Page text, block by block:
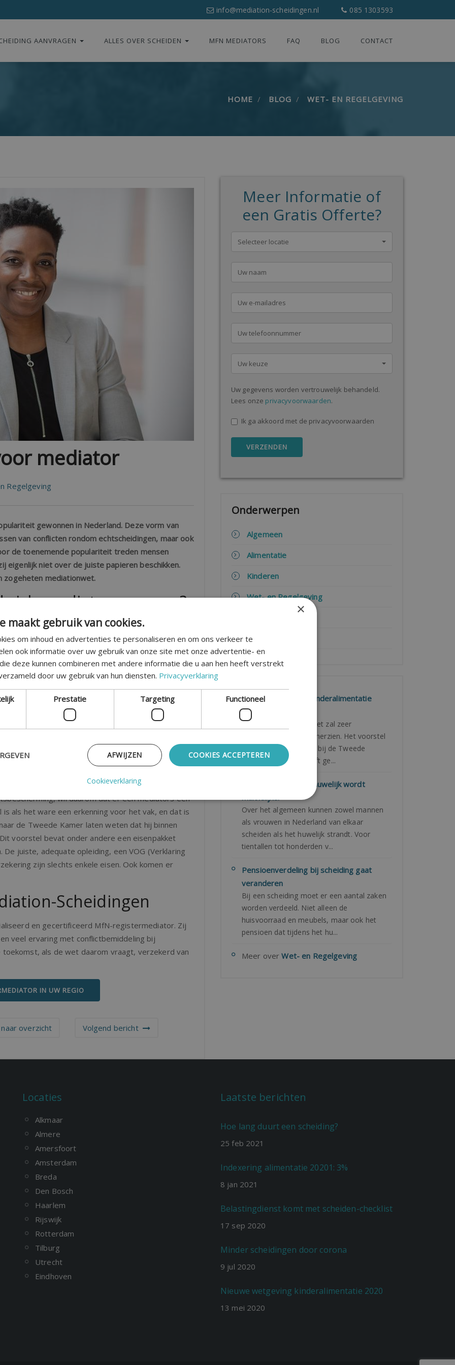
info@mediation-scheidingen.nl 085 1303593
AANVRAGEN ALLES OVER SCHEIDEN MFN MEDIATORS FAQ BLOG CONTACT
HOME BLOG WET- EN REGELGEVING
Meer Informatie of
een Gratis Offerte?
Selecteer locatie
Uw keuze
Uw gegevens worden vertrouwelijk behandeld.
Lees onze privacyvoorwaarden.
Ik ga akkoord met de privacyvoorwaarden
VERZENDEN
Onderwerpen
Algemeen
Alimentatie
Kinderen
Wet- en Regelgeving
Wonen
Nieuwe wetgeving kinderalimentatie
2020
De kinderalimentatiewet zal zeer
waarschijnlijk worden herzien. Het voorstel
voor de herziening ligt bij de Tweede
Kamer die vragen heeft ge...
Ontbinden religieus huwelijk wordt
Over het algemeen kunnen zowel mannen
als vrouwen in Nederland van elkaar
scheiden als het huwelijk strandt. Voor
tientallen tot honderden v...
Pensioenverdeling bij scheiding gaat
veranderen
Bij een scheiding moet er een aantal zaken
worden verdeeld. Niet alleen de
huisvoorraad en meubels, maar ook het
pensioen dat tijdens het hu...
Meer overWet- en Regelgeving
mediator
Regelgeving
gewonnen in Nederland. Deze vorm van
van conflicten rondom echtscheidingen, maar ook
de toenemende populariteit treden mensen
eigenlijk niet over de juiste papieren beschikken.
zogeheten mediationwet.
zich mediator noemen?
zeggen dat in principe iedereen zichzelf
mediationopleidingen en –trainingen aanbieden
een zeker kwaliteitslabel in de branche te
(MfN) een kwaliteitsregister opgezet. Om in het
mediation hebben afgerond. Een
over de juiste competenties en papieren. Door
verzekerd van een mediator die voldoet aan de
van mediation
noemen, komt de kwaliteit van het beroep niet
wil daarom dat er een mediators een
als het ware een erkenning voor het vak, en dat is
de Tweede Kamer laten weten dat hij binnen
voorstel bevat onder andere een eisenpakket
juiste, adequate opleiding, een VOG (Verklaring
zijn slechts enkele eisen. Ook komen er
Scheidingen
en gecertificeerd MfN-registermediator. Zij
veel ervaring met conflictbemiddeling bij
toekomst, als de wet daarom vraagt, verzekerd van
IN UW REGIO
overzicht Volgend bericht
Locaties
Alkmaar
Almere
Amersfoort
Amsterdam
Breda
Den Bosch
Haarlem
Rijswijk
Rotterdam
Tilburg
Utrecht
Eindhoven
Laatste berichten
Hoe lang duurt een scheiding?
25 feb 2021
Indexering alimentatie 20201: 3%
8 jan 2021
Belastingdienst komt met scheiden-checklist
17 sep 2020
Minder scheidingen door corona
9 jul 2020
Nieuwe wetgeving kinderalimentatie 2020
13 mei 2020
×
maakt gebruik van cookies.
om inhoud en advertenties te personaliseren en om ons verkeer te
ook informatie over uw gebruik van onze site met onze advertentie- en
deze kunnen combineren met andere informatie die u aan hen heeft verstrekt
door uw gebruik van hun diensten. Privacyverklaring
Prestatie Targeting Functioneel
COOKIES ACCEPTEREN
AFWIJZEN
Cookieverklaring